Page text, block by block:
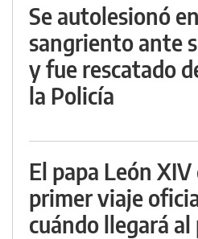
Se autolesionó
sangriento ante
y fue rescatado
la Policía
El papa León
primer viaje
cuándo llegará al